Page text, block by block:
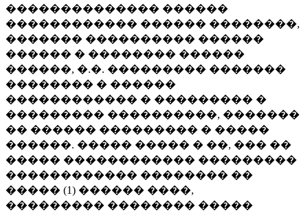
�������������� ������
������������ ������ ��������,
������� ���������� ������
������ � �������� ������
������, �.�. ��������� �������
�������� � ������
������������ � ��������� �
��������� ����������, �������
�� ������ ��������� � �����
������. ����� ����� � ��, ��� ��
����� ������������ ���������
������������ �������� ��
����� (1) ������ ����,
��������� �������� �����